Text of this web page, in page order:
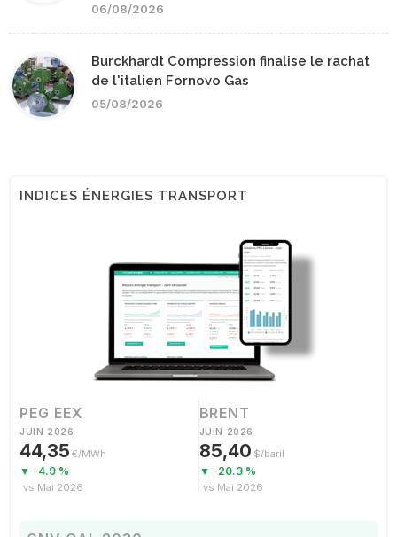
06/08/2026
Burckhardt Compression finalise le rachat
de l'italien Fornovo Gas
05/08/2026
INDICES ÉNERGIES TRANSPORT
PEG EEX
JUIN 2026
44,35 €/MWh
▼ -4.9 %
vs Mai 2026
BRENT
JUIN 2026
85,40 $/baril
▼ -20.3 %
vs Mai 2026